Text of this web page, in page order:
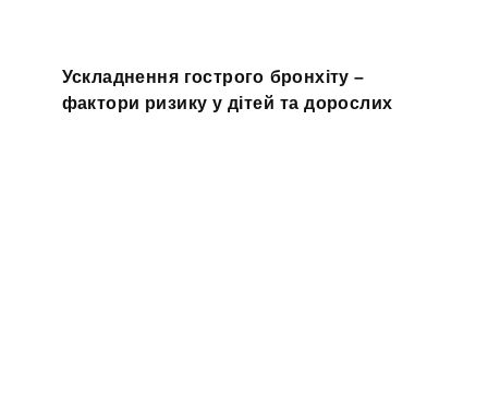
Ускладнення гострого бронхіту –
фактори ризику у дітей та дорослих